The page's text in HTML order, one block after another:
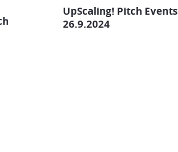
UpScaling! Pitch Events
26.9.2024